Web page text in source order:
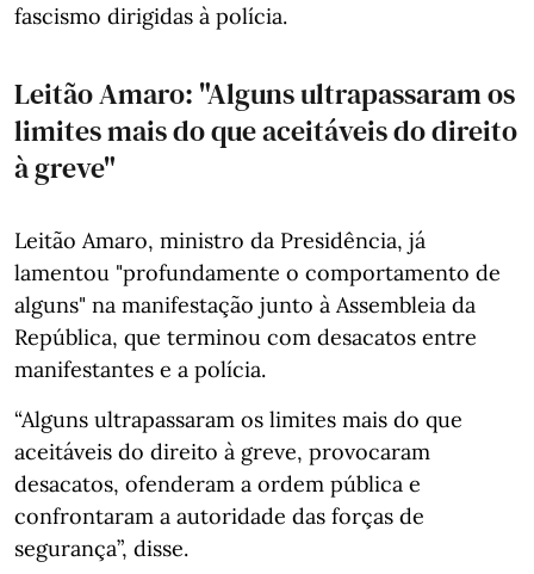
fascismo dirigidas à polícia.
Leitão Amaro: "Alguns ultrapassaram os
limites mais do que aceitáveis do direito
à greve"
Leitão Amaro, ministro da Presidência, já
lamentou "profundamente o comportamento de
alguns" na manifestação junto à Assembleia da
República, que terminou com desacatos entre
manifestantes e a polícia.
“Alguns ultrapassaram os limites mais do que
aceitáveis do direito à greve, provocaram
desacatos, ofenderam a ordem pública e
confrontaram a autoridade das forças de
segurança”, disse.